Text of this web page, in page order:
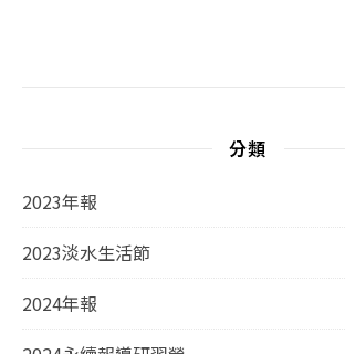
分類
2023年報
2023淡水生活節
2024年報